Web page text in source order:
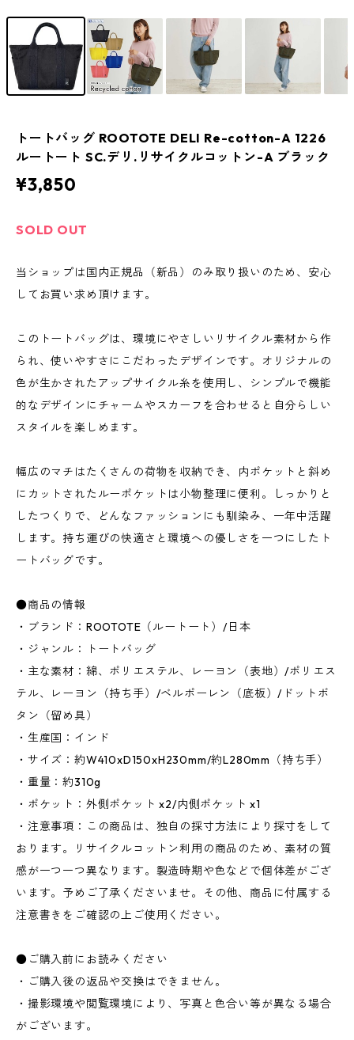
トートバッグ ROOTOTE DELI Re-cotton-A 1226
ルートート SC.デリ.リサイクルコットン-A ブラック
¥3,850
SOLD OUT
当ショップは国内正規品（新品）のみ取り扱いのため、安心
してお買い求め頂けます。
このトートバッグは、環境にやさしいリサイクル素材から作
られ、使いやすさにこだわったデザインです。オリジナルの
色が生かされたアップサイクル糸を使用し、シンプルで機能
的なデザインにチャームやスカーフを合わせると自分らしい
スタイルを楽しめます。
幅広のマチはたくさんの荷物を収納でき、内ポケットと斜め
にカットされたルーポケットは小物整理に便利。しっかりと
したつくりで、どんなファッションにも馴染み、一年中活躍
します。持ち運びの快適さと環境への優しさを一つにしたト
ートバッグです。
●商品の情報
・ブランド：ROOTOTE（ルートート）/日本
・ジャンル：トートバッグ
・主な素材：綿、ポリエステル、レーヨン（表地）/ポリエス
テル、レーヨン（持ち手）/ベルポーレン（底板）/ドットボ
タン（留め具）
・生産国：インド
・サイズ：約W410xD150xH230mm/約L280mm（持ち手）
・重量：約310g
・ポケット：外側ポケット x2/内側ポケット x1
・注意事項：この商品は、独自の採寸方法により採寸をして
おります。リサイクルコットン利用の商品のため、素材の質
感が一つ一つ異なります。製造時期や色などで個体差がござ
います。予めご了承くださいませ。その他、商品に付属する
注意書きをご確認の上ご使用ください。
●ご購入前にお読みください
・ご購入後の返品や交換はできません。
・撮影環境や閲覧環境により、写真と色合い等が異なる場合
がございます。